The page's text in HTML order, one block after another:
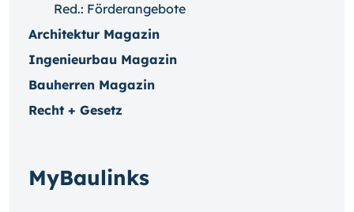
Red.: Förderangebote
Architektur Magazin
Ingenieurbau Magazin
Bauherren Magazin
Recht + Gesetz
MyBaulinks